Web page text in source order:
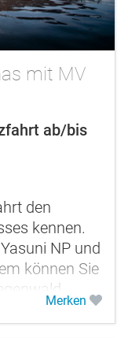
mit MV
ab/bis
den
kennen.
NP und
können Sie
Inseln...
Merken